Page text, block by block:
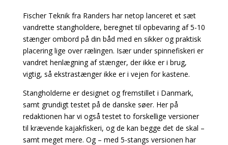
Fischer Teknik fra Randers har netop lanceret et sæt
vandrette stangholdere, beregnet til opbevaring af 5-10
stænger ombord på din båd med en sikker og praktisk
placering lige over rælingen. Især under spinnefiskeri er
vandret henlægning af stænger, der ikke er i brug,
vigtig, så ekstrastænger ikke er i vejen for kastene.
Stangholderne er designet og fremstillet i Danmark,
samt grundigt testet på de danske søer. Her på
redaktionen har vi også testet to forskellige versioner
til krævende kajakfiskeri, og de kan begge det de skal –
samt meget mere. Og – med 5-stangs versionen har